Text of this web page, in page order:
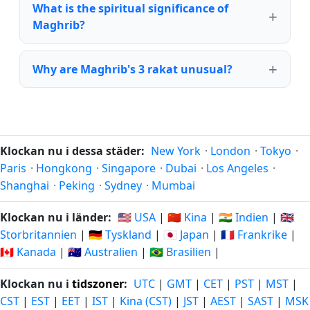
What is the spiritual significance of
Maghrib?
Why are Maghrib's 3 rakat unusual?
Klockan nu i dessa städer: New York · London · Tokyo ·
Paris · Hongkong · Singapore · Dubai · Los Angeles ·
Shanghai · Peking · Sydney · Mumbai
Klockan nu i länder: 🇺🇸 USA | 🇨🇳 Kina | 🇮🇳 Indien | 🇬🇧
Storbritannien | 🇩🇪 Tyskland | 🇯🇵 Japan | 🇫🇷 Frankrike |
🇨🇦 Kanada | 🇦🇺 Australien | 🇧🇷 Brasilien |
Klockan nu i tidszoner: UTC | GMT | CET | PST | MST |
CST | EST | EET | IST | Kina (CST) | JST | AEST | SAST | MSK